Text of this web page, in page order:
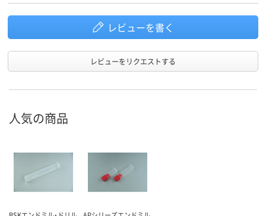
レビューを書く
レビューをリクエストする
人気の商品